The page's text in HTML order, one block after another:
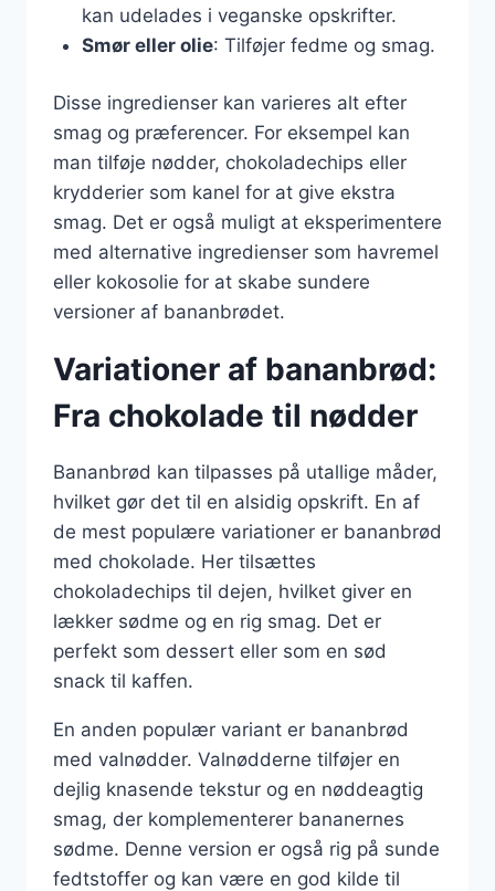
kan udelades i veganske opskrifter.
Smør eller olie: Tilføjer fedme og smag.
Disse ingredienser kan varieres alt efter
smag og præferencer. For eksempel kan
man tilføje nødder, chokoladechips eller
krydderier som kanel for at give ekstra
smag. Det er også muligt at eksperimentere
med alternative ingredienser som havremel
eller kokosolie for at skabe sundere
versioner af bananbrødet.
Variationer af bananbrød:
Fra chokolade til nødder
Bananbrød kan tilpasses på utallige måder,
hvilket gør det til en alsidig opskrift. En af
de mest populære variationer er bananbrød
med chokolade. Her tilsættes
chokoladechips til dejen, hvilket giver en
lækker sødme og en rig smag. Det er
perfekt som dessert eller som en sød
snack til kaffen.
En anden populær variant er bananbrød
med valnødder. Valnødderne tilføjer en
dejlig knasende tekstur og en nøddeagtig
smag, der komplementerer bananernes
sødme. Denne version er også rig på sunde
fedtstoffer og kan være en god kilde til